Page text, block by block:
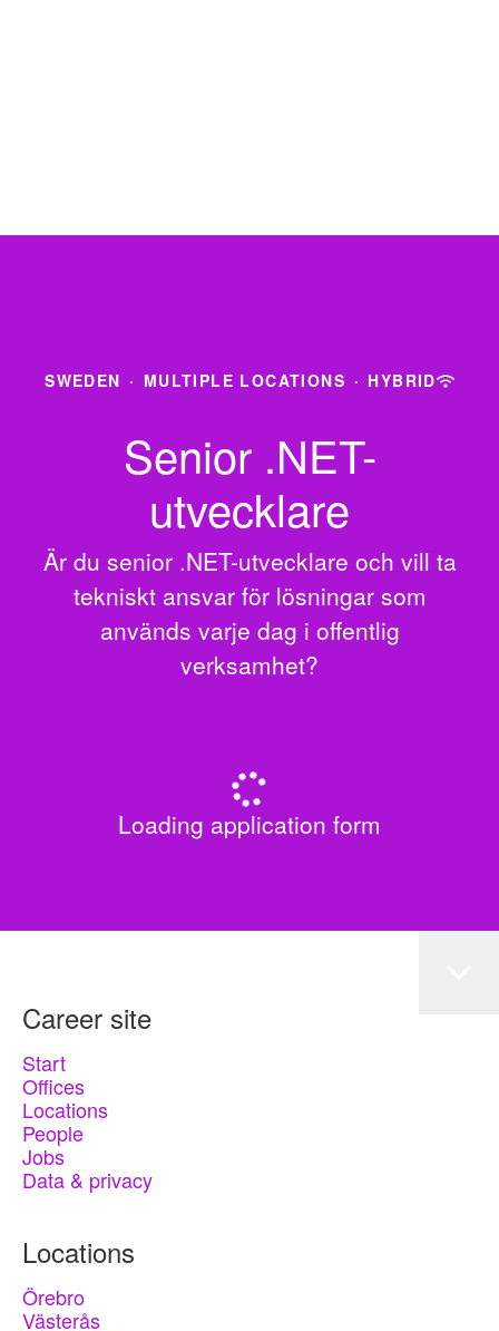
SWEDEN · MULTIPLE LOCATIONS · HYBRID
Senior .NET-
utvecklare
Är du senior .NET-utvecklare och vill ta
tekniskt ansvar för lösningar som
används varje dag i offentlig
verksamhet?
Loading application form
Career site
Start
Offices
Locations
People
Jobs
Data & privacy
Locations
Örebro
Västerås